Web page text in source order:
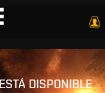
DISPONIBLE